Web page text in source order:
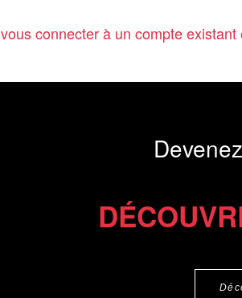
vous connecter à un compte existant